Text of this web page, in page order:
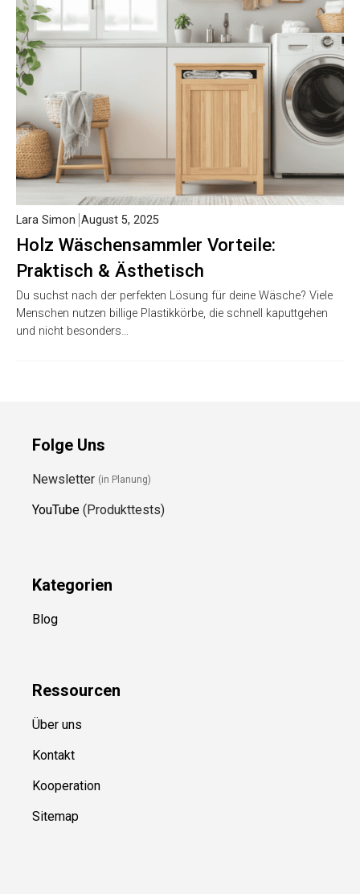
Holz Wäschensammler Vorteile:
Praktisch & Ästhetisch
Lara Simon August 5, 2025
Du suchst nach der perfekten Lösung für deine Wäsche? Viele
Menschen nutzen billige Plastikkörbe, die schnell kaputtgehen
und nicht besonders…
Folge Uns
Newsletter (in Planung)
YouTube (Produkttests)
Kategorien
Blog
Ressourcen
Über uns
Kontakt
Kooperation
Sitemap